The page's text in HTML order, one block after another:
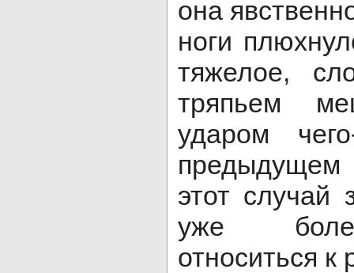
она
ноги
тяжелое,
тряпьем
ударом
этот случай
уже
относиться